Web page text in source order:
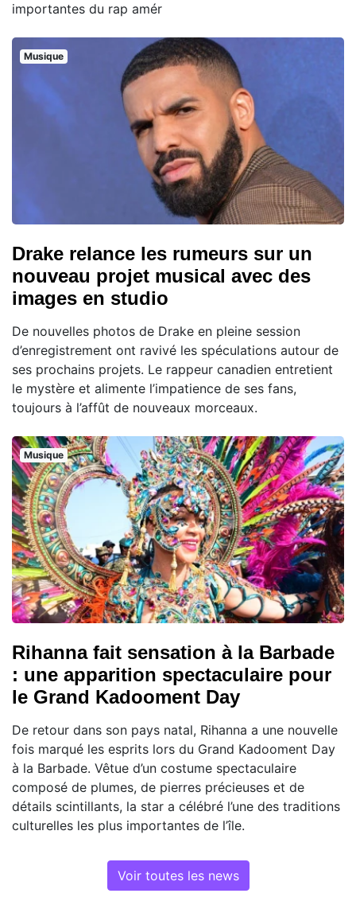
importantes du rap amér
Musique
Drake relance les rumeurs sur un
nouveau projet musical avec des
images en studio
De nouvelles photos de Drake en pleine session
d’enregistrement ont ravivé les spéculations autour de
ses prochains projets. Le rappeur canadien entretient
le mystère et alimente l’impatience de ses fans,
toujours à l’affût de nouveaux morceaux.
Musique
Rihanna fait sensation à la Barbade
: une apparition spectaculaire pour
le Grand Kadooment Day
De retour dans son pays natal, Rihanna a une nouvelle
fois marqué les esprits lors du Grand Kadooment Day
à la Barbade. Vêtue d’un costume spectaculaire
composé de plumes, de pierres précieuses et de
détails scintillants, la star a célébré l’une des traditions
culturelles les plus importantes de l’île.
Voir toutes les news